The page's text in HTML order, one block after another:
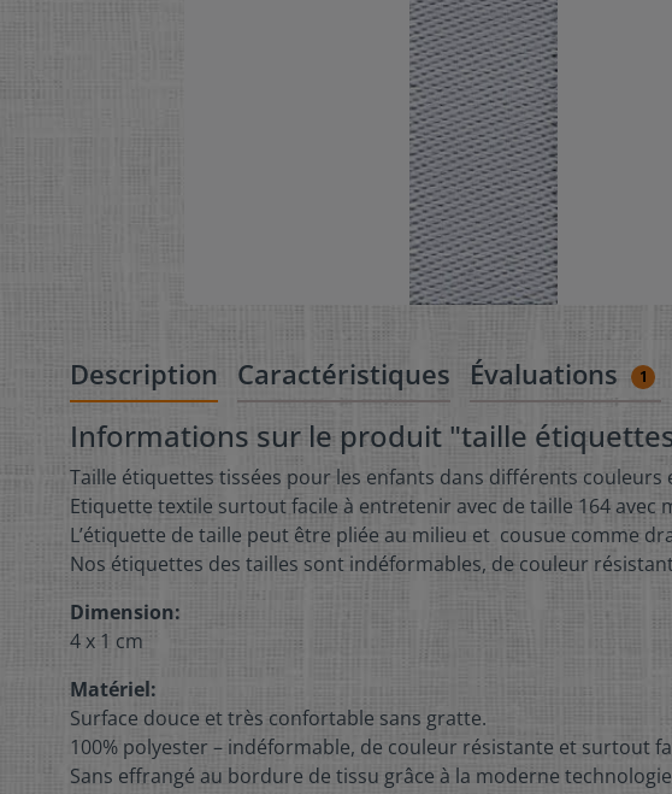
Description Caractéristiques Évaluations 1
Informations sur le produit "taille
Taille étiquettes tissées pour les enfants dans différents
Etiquette textile surtout facile à entretenir avec de taille 164 avec
L’étiquette de taille peut être pliée au milieu et cousue comme
Nos étiquettes des tailles sont indéformables, de couleur
Dimension:
4 x 1 cm
Matériel:
Surface douce et très confortable sans gratte.
100% polyester – indéformable, de couleur résistante et surtout
Sans effrangé au bordure de tissu grâce à la moderne